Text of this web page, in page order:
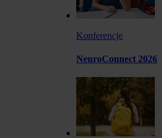
Konferencje
NeuroConnect 2026